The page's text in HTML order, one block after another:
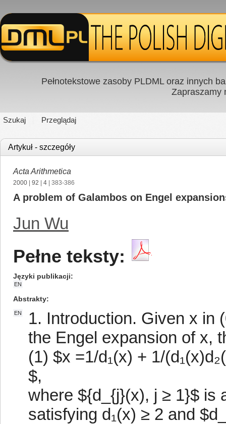
Pełnotekstowe zasoby PLDML oraz innych
Zapraszamy
Szukaj Przeglądaj
Artykuł - szczegóły
Acta Arithmetica
2000 92 4 | 383-386
A problem of Galambos on Engel
Jun Wu
Pełne teksty:
Języki publikacji
EN
Abstrakty
EN
1. Introduction. Given x in
the Engel expansion of x,
(1) $x =1/d₁(x) + 1/
$,
where ${d_{j}(x), j ≥ 1}$ is
satisfying d₁(x) ≥ 2 and